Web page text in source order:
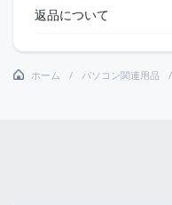
返品について
ホーム パソコン関連用品